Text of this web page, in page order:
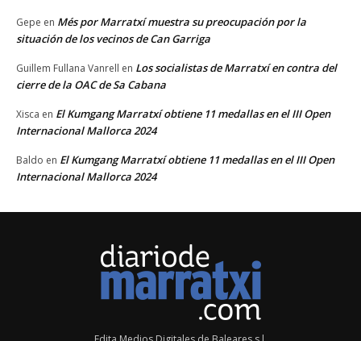
Gepe en Més por Marratxí muestra su preocupación por la
situación de los vecinos de Can Garriga
Guillem Fullana Vanrell en Los socialistas de Marratxí en contra del
cierre de la OAC de Sa Cabana
Xisca en El Kumgang Marratxí obtiene 11 medallas en el III Open
Internacional Mallorca 2024
Baldo en El Kumgang Marratxí obtiene 11 medallas en el III Open
Internacional Mallorca 2024